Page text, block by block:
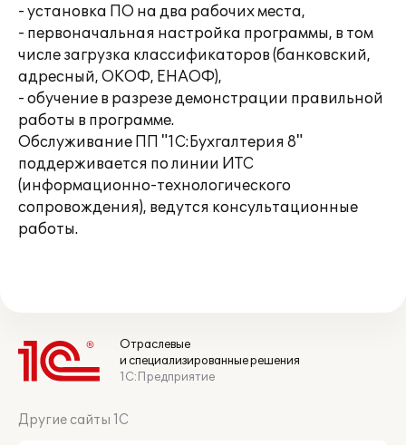
- установка ПО на два рабочих места,
- первоначальная настройка программы, в том
числе загрузка классификаторов (банковский,
адресный, ОКОФ, ЕНАОФ),
- обучение в разрезе демонстрации правильной
работы в программе.
Обслуживание ПП "1С:Бухгалтерия 8"
поддерживается по линии ИТС
(информационно-технологического
сопровождения), ведутся консультационные
работы.
Отраслевые
и специализированные решения
1С:Предприятие
Другие сайты 1С